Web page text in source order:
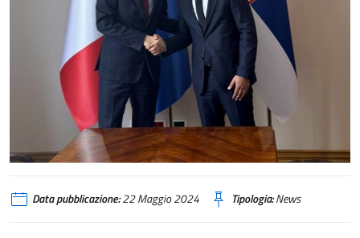
Data pubblicazione:22 Maggio 2024 Tipologia:News